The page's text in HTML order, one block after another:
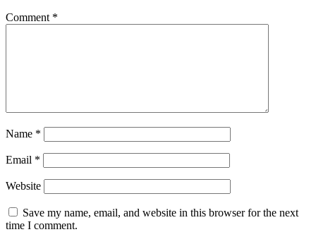
Comment *
Name *
Email *
Website
Save my name, email, and website in this browser for the next
time I comment.